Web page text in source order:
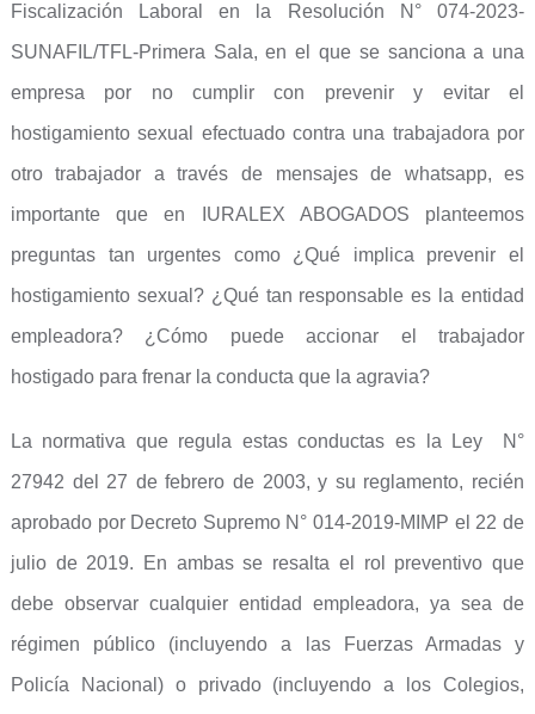
Fiscalización Laboral en la Resolución N° 074-2023-
SUNAFIL/TFL-Primera Sala, en el que se sanciona a una
empresa por no cumplir con prevenir y evitar el
hostigamiento sexual efectuado contra una trabajadora por
otro trabajador a través de mensajes de whatsapp, es
importante que en IURALEX ABOGADOS planteemos
preguntas tan urgentes como ¿Qué implica prevenir el
hostigamiento sexual? ¿Qué tan responsable es la entidad
empleadora? ¿Cómo puede accionar el trabajador
hostigado para frenar la conducta que la agravia?
La normativa que regula estas conductas es la Ley N°
27942 del 27 de febrero de 2003, y su reglamento, recién
aprobado por Decreto Supremo N° 014-2019-MIMP el 22 de
julio de 2019. En ambas se resalta el rol preventivo que
debe observar cualquier entidad empleadora, ya sea de
régimen público (incluyendo a las Fuerzas Armadas y
Policía Nacional) o privado (incluyendo a los Colegios,